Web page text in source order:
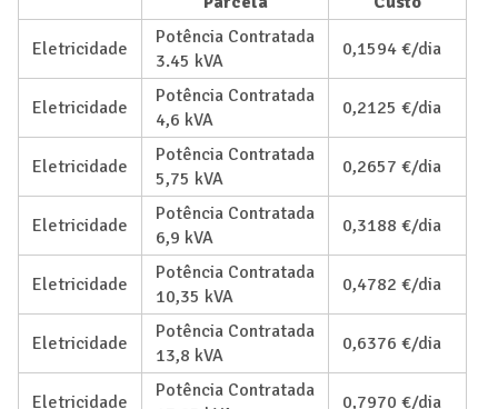
Eletricidade
Potência Contratada
3.45 kVA
0,1594 €/dia
Eletricidade
Potência Contratada
4,6 kVA
0,2125 €/dia
Eletricidade
Potência Contratada
5,75 kVA
0,2657 €/dia
Eletricidade
Potência Contratada
6,9 kVA
0,3188 €/dia
Eletricidade
Potência Contratada
10,35 kVA
0,4782 €/dia
Eletricidade
Potência Contratada
13,8 kVA
0,6376 €/dia
Eletricidade
Potência Contratada
0,7970 €/dia